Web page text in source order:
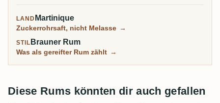
LAND Martinique
Zuckerrohrsaft, nicht Melasse →
STIL Brauner Rum
Was als gereifter Rum zählt →
Diese Rums könnten dir auch gefallen